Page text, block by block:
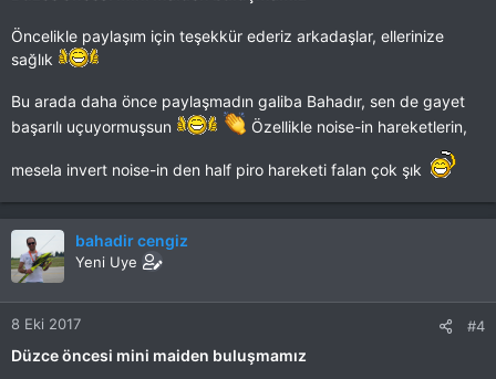
Öncelikle paylaşım için teşekkür ederiz arkadaşlar, ellerinize
sağlık
Bu arada daha önce paylaşmadın galiba Bahadır, sen de gayet
başarılı uçuyormuşsun
Özellikle noise-in hareketlerin,
mesela invert noise-in den half piro hareketi falan çok şık
bahadir cengiz
Yeni Uye
8 Eki 2017 #4
Düzce öncesi mini maiden buluşmamız